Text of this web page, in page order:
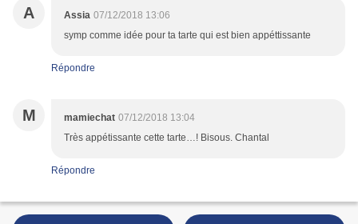
A Assia 07/12/2018 13:06
symp comme idée pour ta tarte qui est bien appéttissante
Répondre
M mamiechat 07/12/2018 13:04
Très appétissante cette tarte…! Bisous. Chantal
Répondre